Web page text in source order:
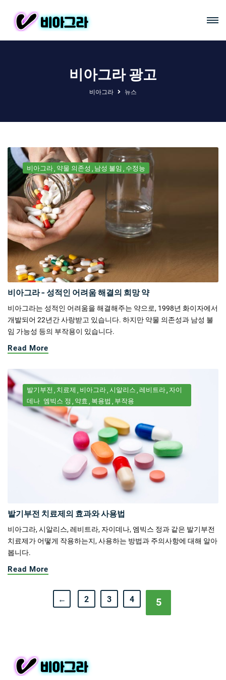
비아그라 광고
비아그라 뉴스
비아그라 약물 의존성 남성 불임 수정능
비아그라 - 성적인 어려움 해결의 희망 약
비아그라는 성적인 어려움을 해결해주는 약으로, 1998년 화이자에서
개발되어 22년간 사랑받고 있습니다. 하지만 약물 의존성과 남성 불
임 가능성 등의 부작용이 있습니다.
Read More
발기부전 치료제 비아그라 시알리스 레비트라 자이
데나 엠빅스 정 약효 복용법 부작용
발기부전 치료제의 효과와 사용법
비아그라, 시알리스, 레비트라, 자이데나, 엠빅스 정과 같은 발기부전
치료제가 어떻게 작용하는지, 사용하는 방법과 주의사항에 대해 알아
봅니다.
Read More
← 2 3 4 5